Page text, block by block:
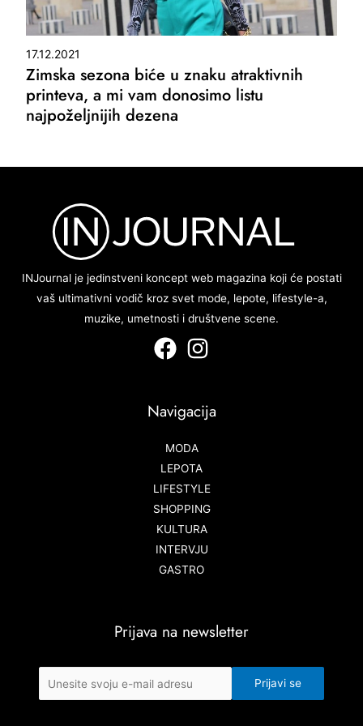
17.12.2021
Zimska sezona biće u znaku atraktivnih
printeva, a mi vam donosimo listu
najpoželjnijih dezena
INJournal je jedinstveni koncept web magazina koji će postati
vaš ultimativni vodič kroz svet mode, lepote, lifestyle-a,
muzike, umetnosti i društvene scene.
Navigacija
MODA
LEPOTA
LIFESTYLE
SHOPPING
KULTURA
INTERVJU
GASTRO
Prijava na newsletter